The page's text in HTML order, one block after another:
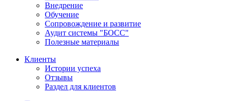
Внедрение
Обучение
Сопровождение и развитие
Аудит системы "БОСС"
Полезные материалы
Клиенты
Истории успеха
Отзывы
Раздел для клиентов